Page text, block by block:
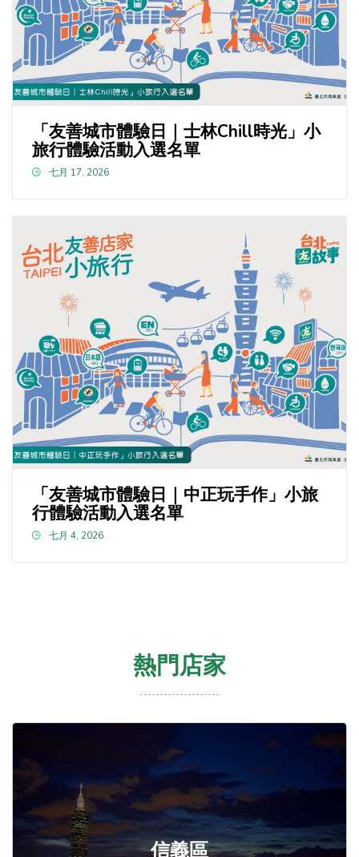
「友善城市體驗日｜士林Chill時光」小
旅行體驗活動入選名單
七月 17, 2026
「友善城市體驗日｜中正玩手作」小旅
行體驗活動入選名單
七月 4, 2026
熱門店家
信義區